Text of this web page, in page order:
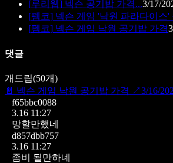
[루리웹] 넥슨 공기밥 가격...3/17/
[펨코] 넥슨 게임 '낙원 파라다이스'
[펨코] 넥슨 게임 낙원 공기밥 가격
댓글
개드립(50개)
📄 넥슨 게임 낙원 공기밥 가격 ↗3/16/
f65bbc0088
3.16 11:27
망할만했네
d857dbb757
3.16 11:27
좀비 될만하네